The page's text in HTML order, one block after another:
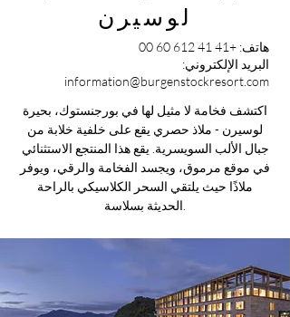
لوسيرن
هاتف: +41 41 612 60 00
البريد الإلكتروني:
information@burgenstockresort.com
اكتشف فخامة لا مثيل لها في بورجنستوك، بحيرة
لوسيرن - ملاذ حصري يقع على خلفية خلابة من
جبال الألب السويسرية. يقع هذا المنتجع الاستثنائي
في موقع مرموق، ويجسد الفخامة والرقي، ويوفر
ملاذًا حيث يلتقي السحر الكلاسيكي بالراحة